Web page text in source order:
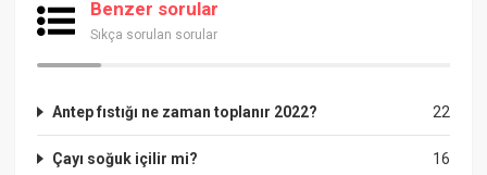
Benzer sorular
Sıkça sorulan sorular
22
Antep fıstığı ne zaman toplanır 2022?
16
Çayı soğuk içilir mi?